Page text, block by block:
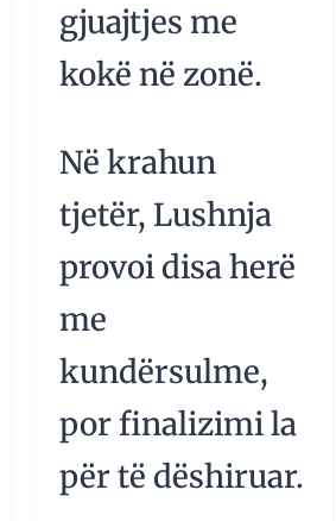
gjuajtjes me
kokë në zonë.
Në krahun
tjetër, Lushnja
provoi disa herë
me
kundërsulme,
por finalizimi la
për të dëshiruar.